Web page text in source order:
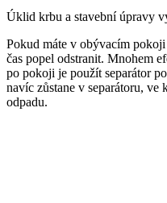
Úklid krbu a stavební úpravy
Pokud máte v obývacím
čas popel odstranit. Mnohem
po pokoji je použít separátor
navíc zůstane v separátoru, ve
odpadu.